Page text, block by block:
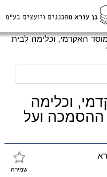
האקדמי, וכלימה לבית
וכלימה
ועל
שמירה